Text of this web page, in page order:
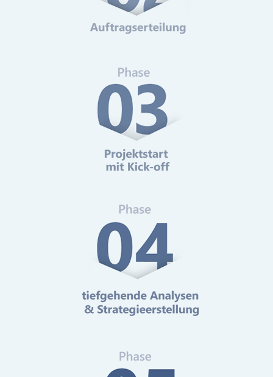
Web-Analytics
Mehr erfahren
Online-Marketing Beratung
Mehr erfahren